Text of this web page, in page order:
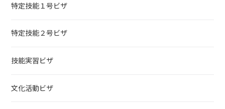
特定技能１号ビザ
特定技能２号ビザ
技能実習ビザ
文化活動ビザ